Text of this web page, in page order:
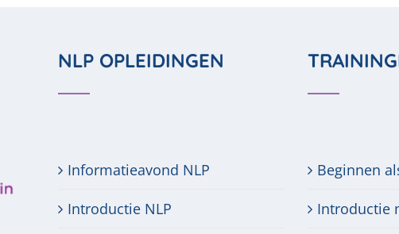
NLP OPLEIDINGEN
Informatieavond NLP
Introductie NLP
Beginnen
Introductie